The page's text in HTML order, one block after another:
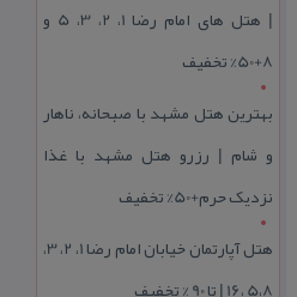
| هتل‌ های امام رضا 1، 2، 3، 5 و
8+50% تخفیف
بهترین هتل مشهد با صبحانه، ناهار
و شام | رزرو هتل مشهد با غذا
نزدیک حرم+50% تخفیف
هتل آپارتمان خیابان امام رضا 1، 2، 3،
5،8 ،16 | تا 90 % تخفیف